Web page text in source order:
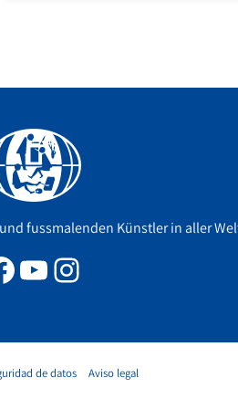
fussmalenden Künstler in aller
Facebook
YouTube
Instagram
de datos Aviso legal